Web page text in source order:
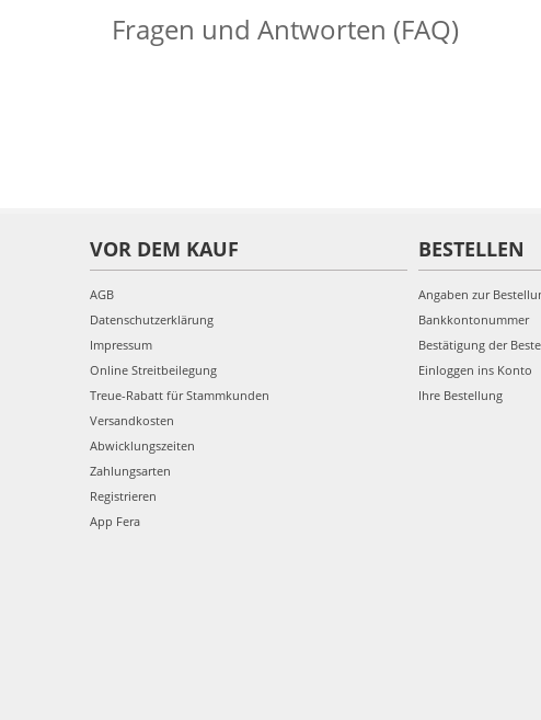
Fragen und Antworten (FAQ)
VOR DEM KAUF
AGB
Datenschutzerklärung
Impressum
Online Streitbeilegung
Treue-Rabatt für Stammkunden
Versandkosten
Abwicklungszeiten
Zahlungsarten
Registrieren
App Fera
BESTELLEN
Angaben zur
Bankkontonummer
Bestätigung der
Einloggen ins Konto
Ihre Bestellung